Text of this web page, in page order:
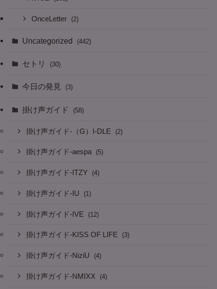
OnceLetter (2)
Uncategorized (442)
セトリ (30)
今日の発見 (3)
掛け声ガイド (58)
掛け声ガイド-（G）I-DLE (2)
掛け声ガイド-aespa (5)
掛け声ガイド-ITZY (4)
掛け声ガイド-IU (1)
掛け声ガイド-IVE (12)
掛け声ガイド-KISS OF LIFE (3)
掛け声ガイド-NiziU (4)
掛け声ガイド-NMIXX (4)